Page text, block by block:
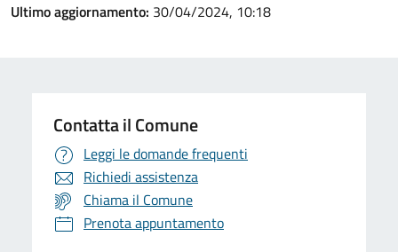
Ultimo aggiornamento: 30/04/2024, 10:18
Contatta il Comune
Leggi le domande frequenti
Richiedi assistenza
Chiama il Comune
Prenota appuntamento